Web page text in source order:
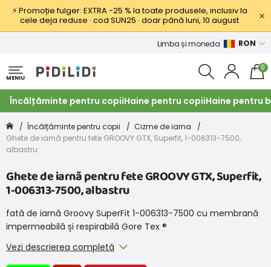
⚡ Promoție fulger: EXTRA −25 % la toate produsele, inclusiv la
cele deja reduse · cod SUN25 · doar până luni, 10 august
Limba și moneda RON
MENIU
0
Încălțăminte pentru copiiHaine pentru copiiHaine pentru
Încălțăminte pentru copii
Cizme de iarna
Ghete de iarnă pentru fete GROOVY GTX, Superfit, 1-006313-7500,
albastru
Ghete de iarnă pentru fete GROOVY GTX, Superfit,
1-006313-7500, albastru
fată de iarnă Groovy SuperFit 1-006313-7500 cu membrană
impermeabilă și respirabilă Gore Tex ®
Vezi descrierea completă